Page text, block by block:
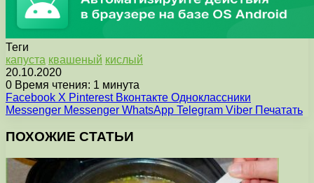
Теги
капуста квашеный кислый
20.10.2020
0 Время чтения: 1 минута
Facebook X Pinterest Вконтакте Одноклассники
Messenger Messenger WhatsApp Telegram Viber Печатать
ПОХОЖИЕ СТАТЬИ